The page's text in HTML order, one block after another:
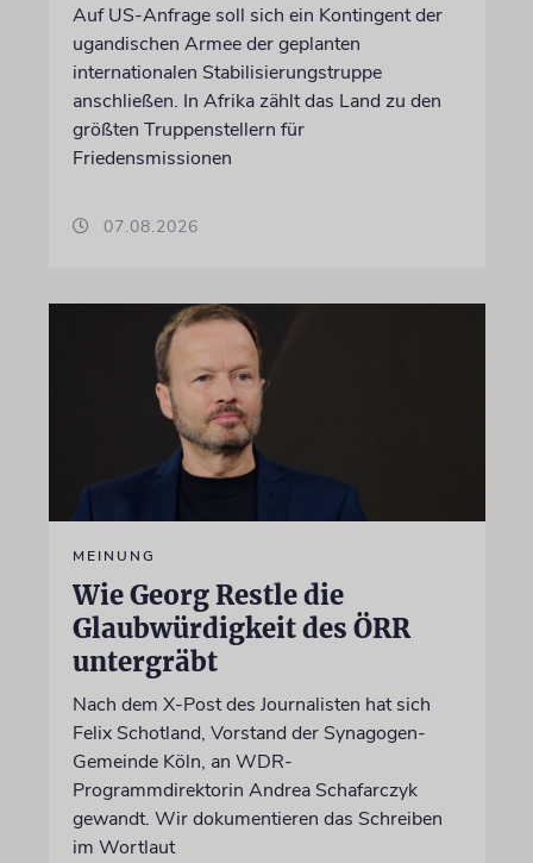
Auf US-Anfrage soll sich ein Kontingent der
ugandischen Armee der geplanten
internationalen Stabilisierungstruppe
anschließen. In Afrika zählt das Land zu den
größten Truppenstellern für
Friedensmissionen
07.08.2026
MEINUNG
Wie Georg Restle die
Glaubwürdigkeit des ÖRR
untergräbt
Nach dem X-Post des Journalisten hat sich
Felix Schotland, Vorstand der Synagogen-
Gemeinde Köln, an WDR-
Programmdirektorin Andrea Schafarczyk
gewandt. Wir dokumentieren das Schreiben
im Wortlaut